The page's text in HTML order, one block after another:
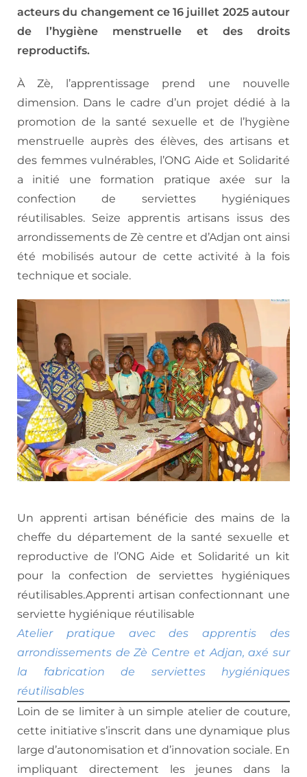
acteurs du changement ce 16 juillet 2025 autour
de l’hygiène menstruelle et des droits
reproductifs.
À Zè, l’apprentissage prend une nouvelle
dimension. Dans le cadre d’un projet dédié à la
promotion de la santé sexuelle et de l’hygiène
menstruelle auprès des élèves, des artisans et
des femmes vulnérables, l’ONG Aide et Solidarité
a initié une formation pratique axée sur la
confection de serviettes hygiéniques
réutilisables. Seize apprentis artisans issus des
arrondissements de Zè centre et d’Adjan ont ainsi
été mobilisés autour de cette activité à la fois
technique et sociale.
Un apprenti artisan bénéficie des mains de la
cheffe du département de la santé sexuelle et
reproductive de l’ONG Aide et Solidarité un kit
pour la confection de serviettes hygiéniques
réutilisables.Apprenti artisan confectionnant une
serviette hygiénique réutilisable
Atelier pratique avec des apprentis des
arrondissements de Zè Centre et Adjan, axé sur
la fabrication de serviettes hygiéniques
réutilisables
Loin de se limiter à un simple atelier de couture,
cette initiative s’inscrit dans une dynamique plus
large d’autonomisation et d’innovation sociale. En
impliquant directement les jeunes dans la